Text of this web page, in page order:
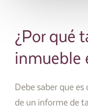
¿Por qué
inmueble
Debe saber que
de un informe de